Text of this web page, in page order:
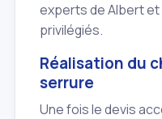
experts de Albert et
privilégiés.
Réalisation du
serrure
Une fois le devis